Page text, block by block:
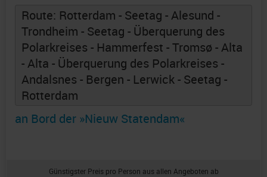
Route: Rotterdam - Seetag - Alesund -
Trondheim - Seetag - Überquerung des
Polarkreises - Hammerfest - Tromsø - Alta
- Alta - Überquerung des Polarkreises -
Andalsnes - Bergen - Lerwick - Seetag -
Rotterdam
an Bord der »Nieuw Statendam«
Günstigster Preis pro Person aus allen Angeboten ab